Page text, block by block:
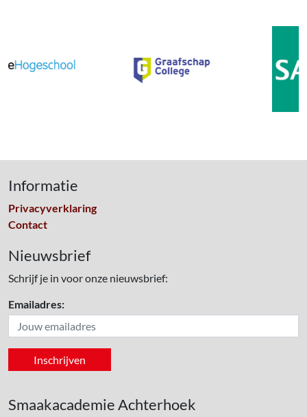
Informatie
Privacyverklaring
Contact
Nieuwsbrief
Schrijf je in voor onze nieuwsbrief:
Emailadres:
Smaakacademie Achterhoek